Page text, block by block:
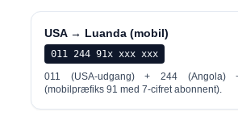
USA → Luanda (mobil)
011 244 91x xxx xxx
011 (USA-udgang) + 244
(mobilpræfiks 91 med 7-cifret abonnent).